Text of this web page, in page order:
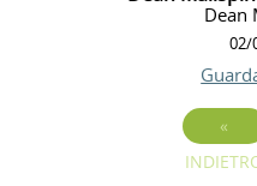
Dean
02/
«